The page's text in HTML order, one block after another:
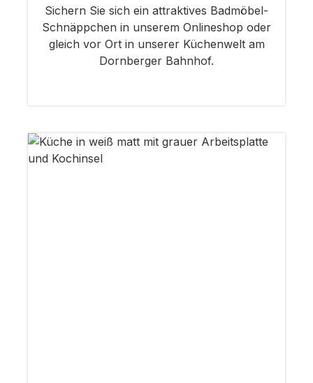
Sichern Sie sich ein attraktives Badmöbel-
Schnäppchen in unserem Onlineshop oder
gleich vor Ort in unserer Küchenwelt am
Dornberger Bahnhof.